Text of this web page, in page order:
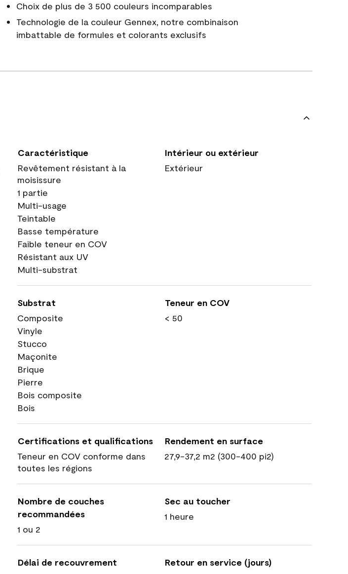
Choix de plus de 3 500 couleurs incomparables
Technologie de la couleur Gennex, notre combinaison
imbattable de formules et colorants exclusifs
Caractéristique
Revêtement résistant à la
moisissure
1 partie
Multi-usage
Teintable
Basse température
Faible teneur en COV
Résistant aux UV
Multi-substrat
Intérieur ou extérieur
Extérieur
Substrat
Composite
Vinyle
Stucco
Maçonite
Brique
Pierre
Bois composite
Bois
Teneur en COV
< 50
Certifications et qualifications
Teneur en COV conforme dans
toutes les régions
Rendement en surface
27,9-37,2 m2 (300-400 pi2)
Nombre de couches
recommandées
1 ou 2
Sec au toucher
1 heure
Délai de recouvrement
Retour en service (jours)